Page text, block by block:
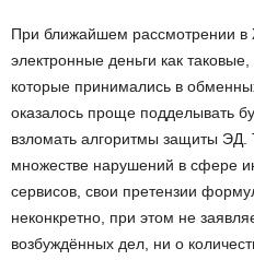
При ближайшем рассмотрении
электронные деньги как
которые принимались в
оказалось проще подделывать
взломать алгоритмы защиты ЭД.
множестве нарушений в сфере
сервисов, свои претензии
неконкретно, при этом не
возбуждённых дел, ни о